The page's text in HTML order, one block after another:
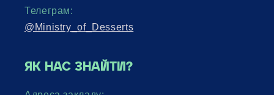
Телеграм:
@Ministry_of_Desserts
ЯК НАС ЗНАЙТИ?